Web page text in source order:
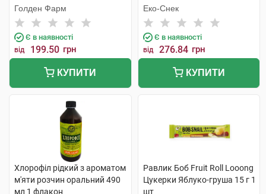
Голден Фарм
Є в наявності
від 199.50 грн
КУПИТИ
Еко-Снек
Є в наявності
від 276.84 грн
КУПИТИ
Хлорофіл рідкий з ароматом
м'яти розчин оральний 490
мл 1 флакон
Равлик Боб Fruit Roll Looong
Цукерки Яблуко-груша 15 г 1
шт